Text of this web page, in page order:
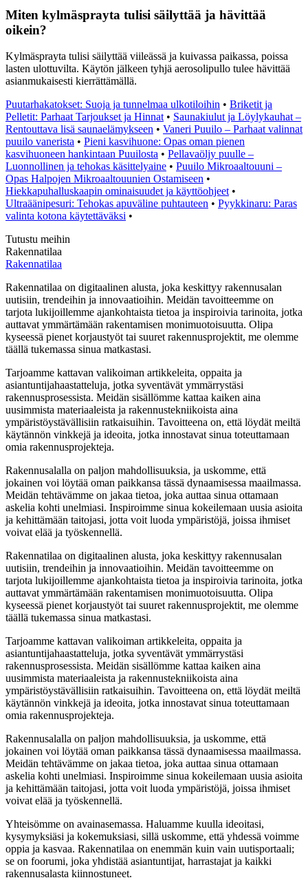
Miten kylmäsprayta tulisi säilyttää ja hävittää
oikein?
Kylmäsprayta tulisi säilyttää viileässä ja kuivassa paikassa, poissa
lasten ulottuvilta. Käytön jälkeen tyhjä aerosolipullo tulee hävittää
asianmukaisesti kierrättämällä.
Puutarhakatokset: Suoja ja tunnelmaa ulkotiloihin • Briketit ja
Pelletit: Parhaat Tarjoukset ja Hinnat • Saunakiulut ja Löylykauhat –
Rentouttava lisä saunaelämykseen • Vaneri Puuilo – Parhaat valinnat
puuilo vanerista • Pieni kasvihuone: Opas oman pienen
kasvihuoneen hankintaan Puuilosta • Pellavaöljy puulle –
Luonnollinen ja tehokas käsittelyaine • Puuilo Mikroaaltouuni –
Opas Halpojen Mikroaaltouunien Ostamiseen •
Hiekkapuhalluskaapin ominaisuudet ja käyttöohjeet •
Ultraäänipesuri: Tehokas apuväline puhtauteen • Pyykkinaru: Paras
valinta kotona käytettäväksi •
Tutustu meihin
Rakennatilaa
Rakennatilaa
Rakennatilaa on digitaalinen alusta, joka keskittyy rakennusalan
uutisiin, trendeihin ja innovaatioihin. Meidän tavoitteemme on
tarjota lukijoillemme ajankohtaista tietoa ja inspiroivia tarinoita, jotka
auttavat ymmärtämään rakentamisen monimuotoisuutta. Olipa
kyseessä pienet korjaustyöt tai suuret rakennusprojektit, me olemme
täällä tukemassa sinua matkastasi.
Tarjoamme kattavan valikoiman artikkeleita, oppaita ja
asiantuntijahaastatteluja, jotka syventävät ymmärrystäsi
rakennusprosessista. Meidän sisällömme kattaa kaiken aina
uusimmista materiaaleista ja rakennustekniikoista aina
ympäristöystävällisiin ratkaisuihin. Tavoitteena on, että löydät meiltä
käytännön vinkkejä ja ideoita, jotka innostavat sinua toteuttamaan
omia rakennusprojekteja.
Rakennusalalla on paljon mahdollisuuksia, ja uskomme, että
jokainen voi löytää oman paikkansa tässä dynaamisessa maailmassa.
Meidän tehtävämme on jakaa tietoa, joka auttaa sinua ottamaan
askelia kohti unelmiasi. Inspiroimme sinua kokeilemaan uusia asioita
ja kehittämään taitojasi, jotta voit luoda ympäristöjä, joissa ihmiset
voivat elää ja työskennellä.
Rakennatilaa on digitaalinen alusta, joka keskittyy rakennusalan
uutisiin, trendeihin ja innovaatioihin. Meidän tavoitteemme on
tarjota lukijoillemme ajankohtaista tietoa ja inspiroivia tarinoita, jotka
auttavat ymmärtämään rakentamisen monimuotoisuutta. Olipa
kyseessä pienet korjaustyöt tai suuret rakennusprojektit, me olemme
täällä tukemassa sinua matkastasi.
Tarjoamme kattavan valikoiman artikkeleita, oppaita ja
asiantuntijahaastatteluja, jotka syventävät ymmärrystäsi
rakennusprosessista. Meidän sisällömme kattaa kaiken aina
uusimmista materiaaleista ja rakennustekniikoista aina
ympäristöystävällisiin ratkaisuihin. Tavoitteena on, että löydät meiltä
käytännön vinkkejä ja ideoita, jotka innostavat sinua toteuttamaan
omia rakennusprojekteja.
Rakennusalalla on paljon mahdollisuuksia, ja uskomme, että
jokainen voi löytää oman paikkansa tässä dynaamisessa maailmassa.
Meidän tehtävämme on jakaa tietoa, joka auttaa sinua ottamaan
askelia kohti unelmiasi. Inspiroimme sinua kokeilemaan uusia asioita
ja kehittämään taitojasi, jotta voit luoda ympäristöjä, joissa ihmiset
voivat elää ja työskennellä.
Yhteisömme on avainasemassa. Haluamme kuulla ideoitasi,
kysymyksiäsi ja kokemuksiasi, sillä uskomme, että yhdessä voimme
oppia ja kasvaa. Rakennatilaa on enemmän kuin vain uutisportaali;
se on foorumi, joka yhdistää asiantuntijat, harrastajat ja kaikki
rakennusalasta kiinnostuneet.